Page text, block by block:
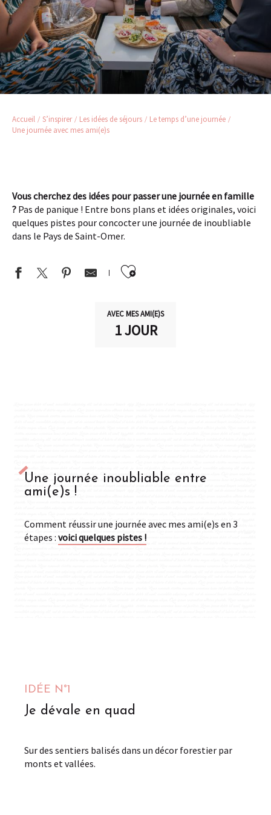
Accueil S’inspirer Les idées de séjours
Le temps d’une journée
Une journée avec mes ami(e)s
Vous cherchez des idées pour passer une journée en famille
? Pas de panique ! Entre bons plans et idées originales, voici
quelques pistes pour concocter une journée de inoubliable
dans le Pays de Saint-Omer.
Ajouter aux
AVEC MES AMI(E)S
1 JOUR
Une journée inoubliable entre
ami(e)s !
Comment réussir une journée avec mes ami(e)s en 3
étapes : voici quelques pistes !
IDÉE N°1
Je dévale en quad
Sur des sentiers balisés dans un décor forestier par
monts et vallées.